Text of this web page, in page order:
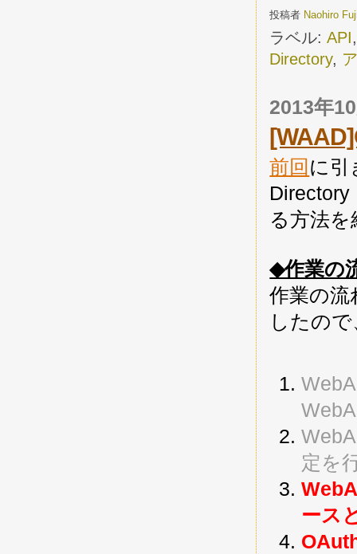
投稿者 Naohiro
ラベル:API
Directory,
2013年
前回 に引
Directory
る方法
◆作業の
作業の流
したの
定を
ース